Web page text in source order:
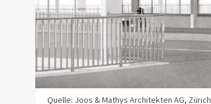
Quelle: Joos & Mathys Architekten AG, Zürich